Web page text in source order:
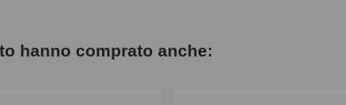
hanno comprato anche: